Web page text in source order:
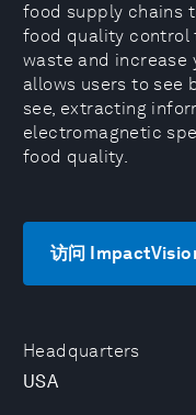
Headquarters
USA
food supply chains
food quality control
waste and increase
allows users to see
see, extracting
electromagnetic
food quality.
访问